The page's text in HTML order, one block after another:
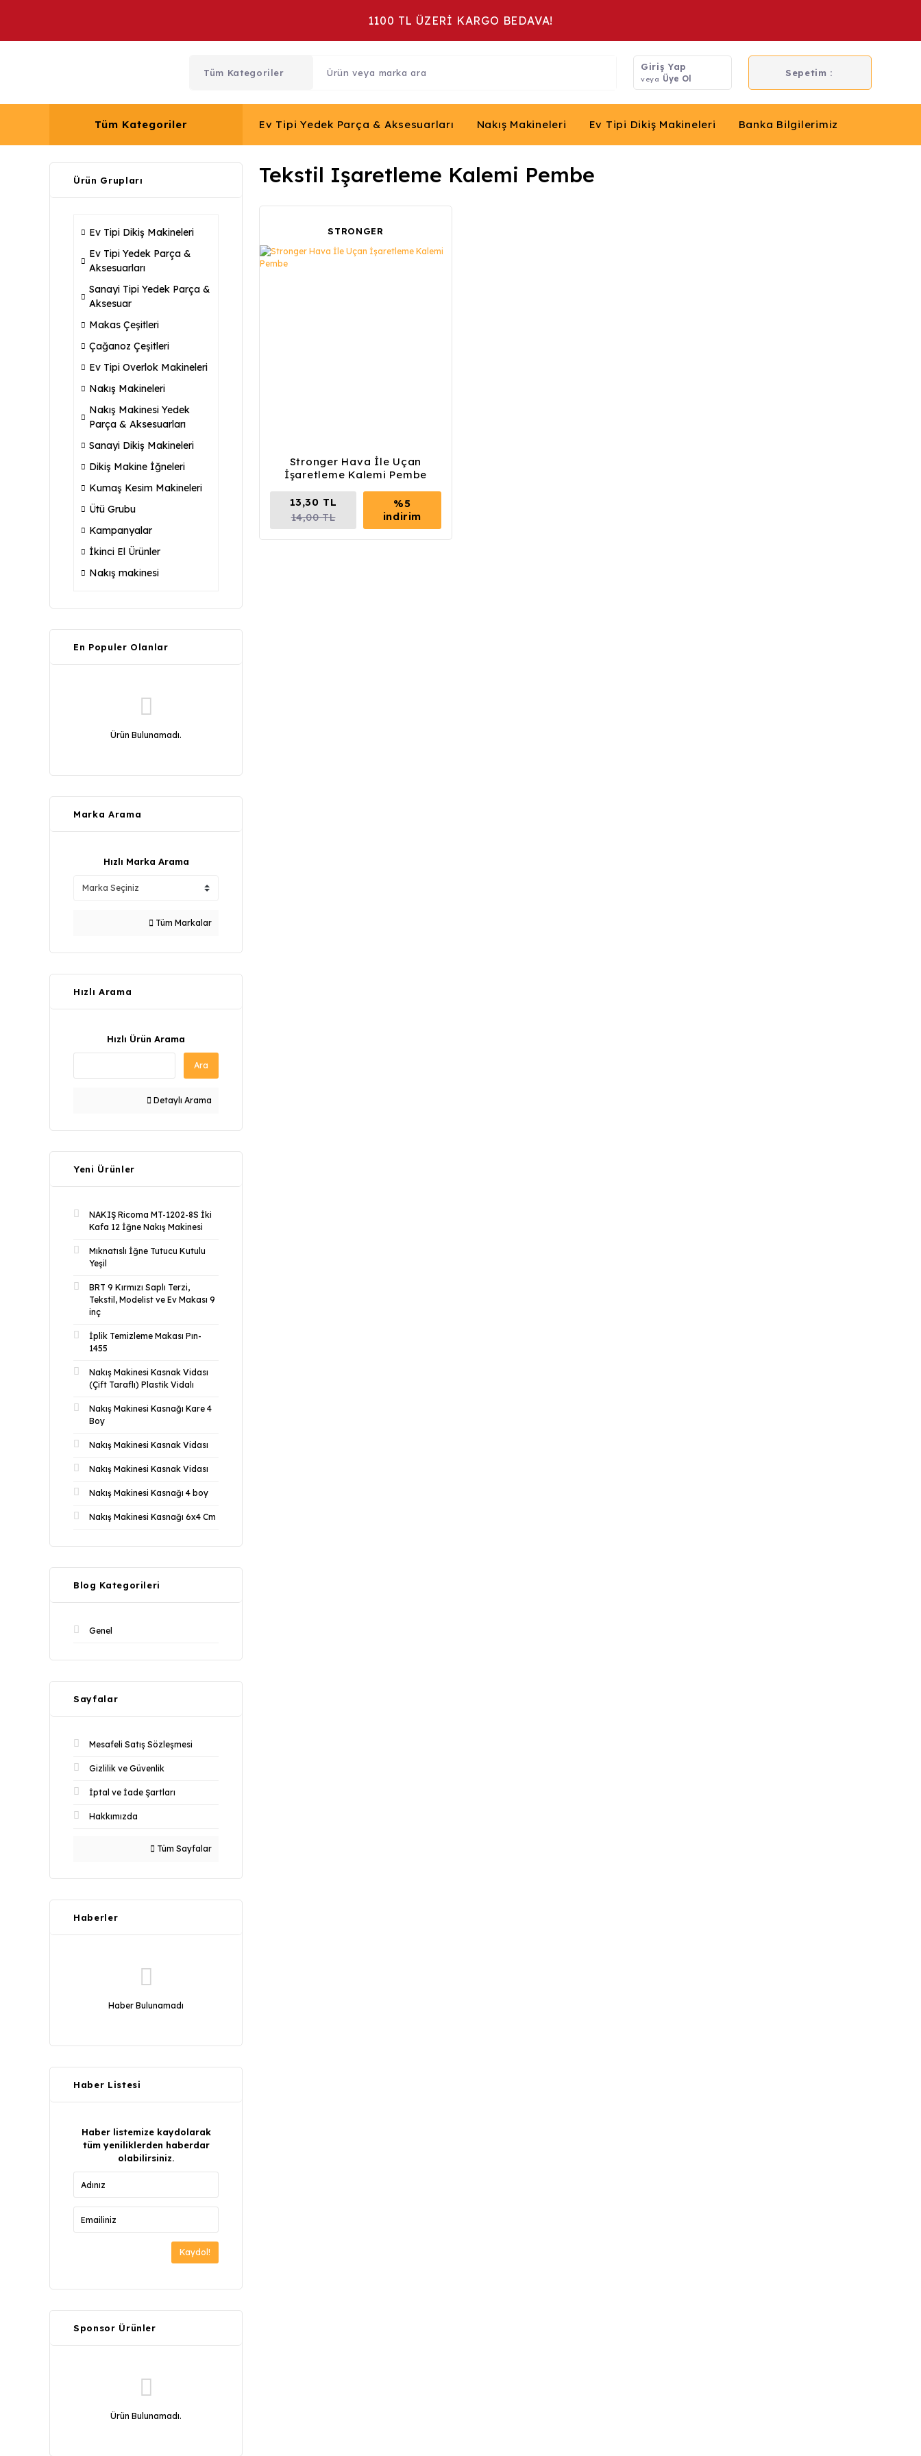
1100 TL ÜZERİ KARGO BEDAVA!
Giriş Yap
veya Üye Ol
Sepetim :
Tüm Kategoriler Ev Tipi Yedek Parça & Aksesuarları Nakış Makineleri Ev Tipi Dikiş Makineleri Banka Bilgilerimiz
Ürün Grupları
Ev Tipi Dikiş Makineleri
Ev Tipi Yedek Parça &
Aksesuarları
Sanayi Tipi Yedek Parça &
Aksesuar
Makas Çeşitleri
Çağanoz Çeşitleri
Ev Tipi Overlok Makineleri
Nakış Makineleri
Nakış Makinesi Yedek
Parça & Aksesuarları
Sanayi Dikiş Makineleri
Dikiş Makine İğneleri
Kumaş Kesim Makineleri
Ütü Grubu
Kampanyalar
İkinci El Ürünler
Nakış makinesi
En Populer Olanlar
Ürün Bulunamadı.
Marka Arama
Hızlı Marka Arama
Tüm Markalar
Hızlı Arama
Hızlı Ürün Arama
Ara
Detaylı Arama
Yeni Ürünler
NAKIŞ Ricoma MT-1202-8S İki
Kafa 12 İğne Nakış Makinesi
Mıknatıslı İğne Tutucu Kutulu
Yeşil
BRT 9 Kırmızı Saplı Terzi,
Tekstil, Modelist ve Ev Makası 9
inç
İplik Temizleme Makası Pın-
1455
Nakış Makinesi Kasnak Vidası
(Çift Taraflı) Plastik Vidalı
Nakış Makinesi Kasnağı Kare 4
Boy
Nakış Makinesi Kasnak Vidası
Nakış Makinesi Kasnak Vidası
Nakış Makinesi Kasnağı 4 boy
Nakış Makinesi Kasnağı 6x4 Cm
Blog Kategorileri
Genel
Sayfalar
Mesafeli Satış Sözleşmesi
Gizlilik ve Güvenlik
İptal ve İade Şartları
Hakkımızda
Tüm Sayfalar
Haberler
Haber Bulunamadı
Haber Listesi
Haber listemize kaydolarak
tüm yeniliklerden haberdar
olabilirsiniz.
Kaydol!
Sponsor Ürünler
Ürün Bulunamadı.
Tekstil Işaretleme Kalemi Pembe
STRONGER
Stronger Hava İle Uçan
İşaretleme Kalemi Pembe
13,30 TL
14,00 TL
%5
indirim